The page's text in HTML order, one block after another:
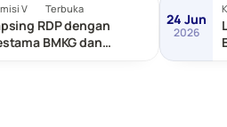
V Terbuka
RDP dengan
BMKG dan
24 Jun
2026